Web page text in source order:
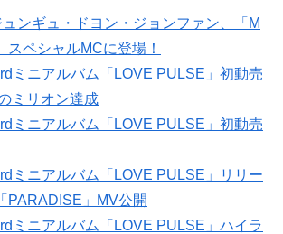
ンギュ・ドヨン・ジョンファン、「M
スペシャルMCに登場！
ミニアルバム「LOVE PULSE」初動売
ミリオン達成
ミニアルバム「LOVE PULSE」初動売
ミニアルバム「LOVE PULSE」リリー
PARADISE」MV公開
ミニアルバム「LOVE PULSE」ハイラ